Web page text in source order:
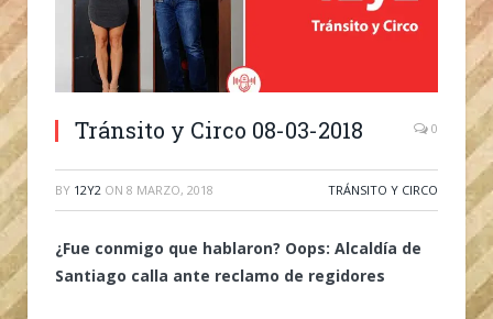
Tránsito y Circo 08-03-2018 0
BY 12Y2 ON 8 MARZO, 2018 TRÁNSITO Y CIRCO
¿Fue conmigo que hablaron? Oops: Alcaldía de
Santiago calla ante reclamo de regidores